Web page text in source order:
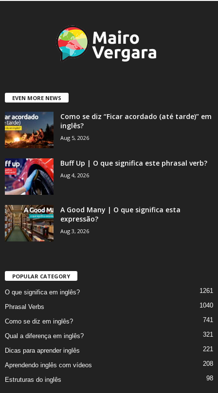
EVEN MORE NEWS
Como se diz “Ficar acordado (até tarde)” em
inglês?
Aug 5, 2026
Buff Up | O que significa este phrasal verb?
Aug 4, 2026
A Good Many | O que significa esta
expressão?
Aug 3, 2026
POPULAR CATEGORY
O que significa em inglês? 1261
Phrasal Verbs 1040
Como se diz em inglês? 741
Qual a diferença em inglês? 321
Dicas para aprender inglês 221
Aprendendo inglês com vídeos 208
Estruturas do inglês 98